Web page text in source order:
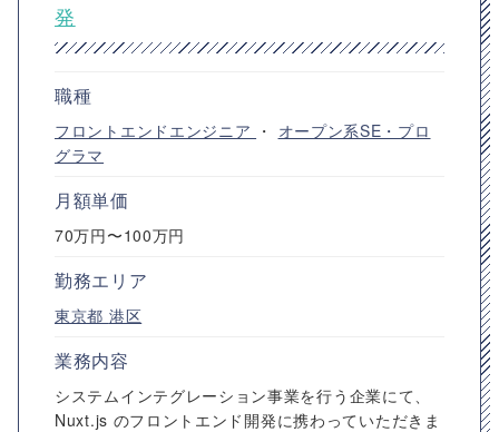
発
職種
フロントエンドエンジニア ・ オープン系SE・プロ
グラマ
月額単価
70万円〜100万円
勤務エリア
東京都 港区
業務内容
システムインテグレーション事業を行う企業にて、
Nuxt.js のフロントエンド開発に携わっていただきま